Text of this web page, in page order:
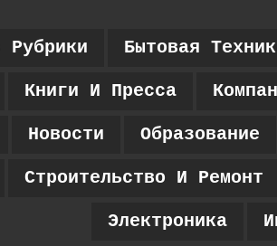
Рубрики Бытовая
Книги И Пресса
Новости Образование
Строительство И Ремонт
Электроника